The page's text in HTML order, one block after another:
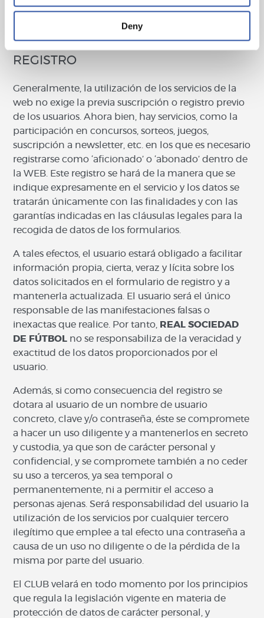
Deny
la web podrán bloquear, rastrear o borrar cualquier
REGISTRO
Generalmente, la utilización de los servicios de la
web no exige la previa suscripción o registro previo
de los usuarios. Ahora bien, hay servicios, como la
participación en concursos, sorteos, juegos,
suscripción a newsletter, etc. en los que es necesario
registrarse como ‘aficionado’ o ‘abonado’ dentro de
la WEB. Este registro se hará de la manera que se
indique expresamente en el servicio y los datos se
tratarán únicamente con las finalidades y con las
garantías indicadas en las cláusulas legales para la
recogida de datos de los formularios.
A tales efectos, el usuario estará obligado a facilitar
información propia, cierta, veraz y lícita sobre los
datos solicitados en el formulario de registro y a
mantenerla actualizada. El usuario será el único
responsable de las manifestaciones falsas o
inexactas que realice. Por tanto,
REAL SOCIEDAD
DE FÚTBOL no se responsabiliza de la veracidad y
exactitud de los datos proporcionados por el
usuario.
Además, si como consecuencia del registro se
dotara al usuario de un nombre de usuario
concreto, clave y/o contraseña, éste se compromete
a hacer un uso diligente y a mantenerlos en secreto
y custodia, ya que son de carácter personal y
confidencial, y se compromete también a no ceder
su uso a terceros, ya sea temporal o
permanentemente, ni a permitir el acceso a
personas ajenas. Será responsabilidad del usuario la
utilización de los servicios por cualquier tercero
ilegítimo que emplee a tal efecto una contraseña a
causa de un uso no diligente o de la pérdida de la
misma por parte del usuario.
El CLUB velará en todo momento por los principios
que regula la legislación vigente en materia de
protección de datos de carácter personal, y